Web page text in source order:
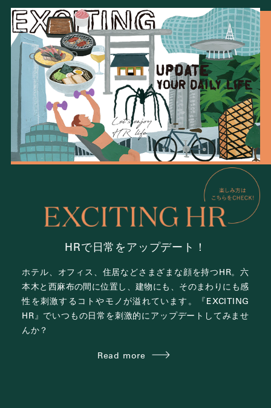
HRで日常をアップデート！
ホテル、オフィス、住居などさまざまな顔を持つHR。六
本木と西麻布の間に位置し、 建物にも、そのまわりにも感
性を刺激する コトやモノが溢れています。
『EXCITING
HR』でいつもの日常を刺激的にアップデートしてみませ
んか？
Read more